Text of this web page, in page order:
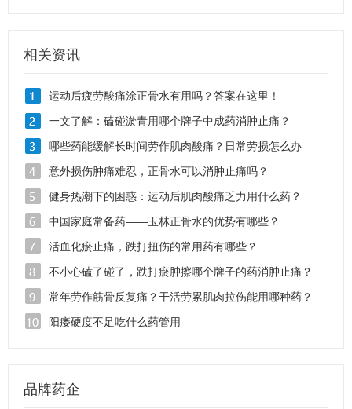
相关资讯
运动后疲劳酸痛涂正骨水有用吗？答案在这里！
一文了解：磕碰淤青用哪个牌子中成药消肿止痛？
哪些药能缓解长时间劳作肌肉酸痛？日常劳损怎么办
意外损伤肿痛难忍，正骨水可以消肿止痛吗？
健身热潮下的困惑：运动后肌肉酸痛乏力用什么药？
中国家庭常备药——玉林正骨水的优势有哪些？
活血化瘀止痛，跌打扭伤的常用药有哪些？
不小心磕了碰了，跌打瘀肿擦哪个牌子的药消肿止痛？
常年劳作筋骨反复痛？干活劳累肌肉拉伤能用哪种药？
阳痿硬度不足吃什么药管用
品牌药企